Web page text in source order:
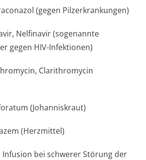
(gegen Pilzerkrankungen)
Nelfinavir (sogenannte
gegen HIV-Infektionen)
Clarithromycin
(Johanniskraut)
(Herzmittel)
bei schwerer Störung der